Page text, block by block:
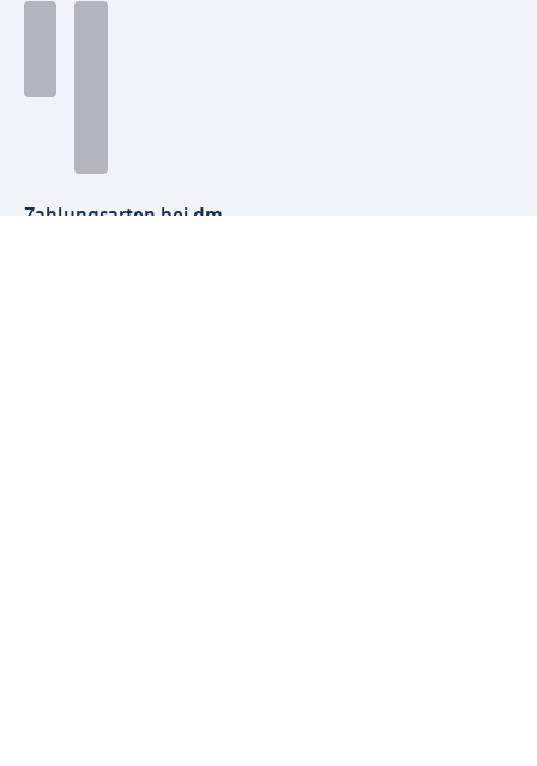
Zahlungsarten bei dm